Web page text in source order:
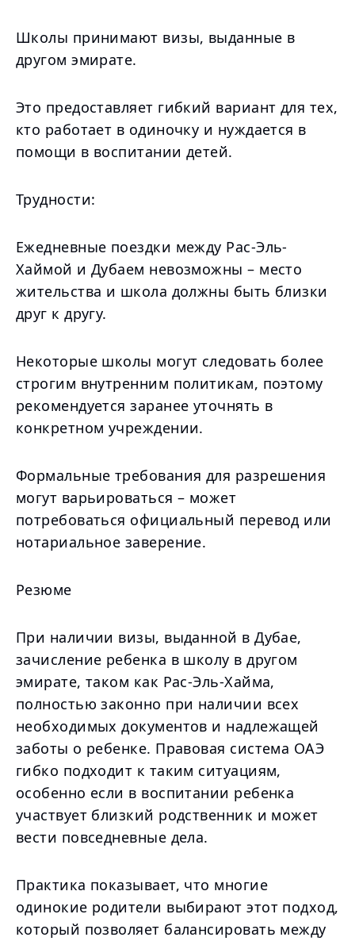
Школы принимают визы, выданные в
другом эмирате.
Это предоставляет гибкий вариант для тех,
кто работает в одиночку и нуждается в
помощи в воспитании детей.
Трудности:
Ежедневные поездки между Рас-Эль-
Хаймой и Дубаем невозможны – место
жительства и школа должны быть близки
друг к другу.
Некоторые школы могут следовать более
строгим внутренним политикам, поэтому
рекомендуется заранее уточнять в
конкретном учреждении.
Формальные требования для разрешения
могут варьироваться – может
потребоваться официальный перевод или
нотариальное заверение.
Резюме
При наличии визы, выданной в Дубае,
зачисление ребенка в школу в другом
эмирате, таком как Рас-Эль-Хайма,
полностью законно при наличии всех
необходимых документов и надлежащей
заботы о ребенке. Правовая система ОАЭ
гибко подходит к таким ситуациям,
особенно если в воспитании ребенка
участвует близкий родственник и может
вести повседневные дела.
Практика показывает, что многие
одинокие родители выбирают этот подход,
который позволяет балансировать между